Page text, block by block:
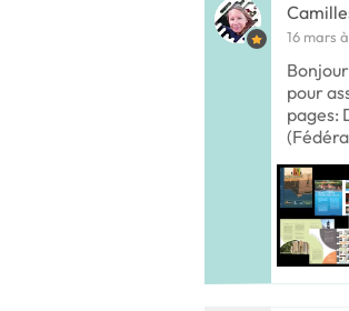
16 mars
pour
pages: